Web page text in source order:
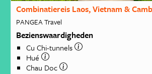
Combinatiereis Laos, Vietnam &
PANGEA Travel
Bezienswaardigheden
Cu Chi-tunnels
Hué
Chau Doc